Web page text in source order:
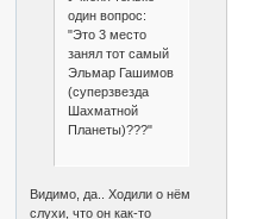
один вопрос:
"Это 3 место
занял тот самый
Эльмар Гашимов
(суперзвезда
Шахматной
Планеты)???"
Видимо, да.. Ходили о нём
слухи, что он как-то